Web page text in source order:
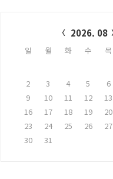
2026. 08
일 월 화 수 목
2
3 4 5 6
9
10 11 12 13
16
17 18 19 20
23
24 25 26 27
30
31